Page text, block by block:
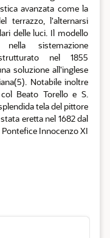
avanzata come la
terrazzo, l'alternarsi
delle luci. Il modello
sistemazione
nel 1855
soluzione all'inglese
Notabile inoltre
Beato Torello e S.
tela del pittore
eretta nel 1682 dal
Innocenzo XI